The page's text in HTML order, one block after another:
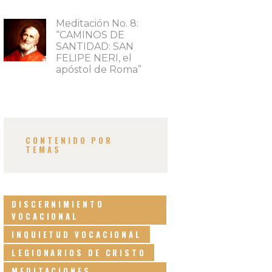
Meditación No. 8:
“CAMINOS DE
SANTIDAD: SAN
FELIPE NERI, el
apóstol de Roma”
CONTENIDO POR
TEMAS
DISCERNIMIENTO
VOCACIONAL
INQUIETUD VOCACIONAL
LEGIONARIOS DE CRISTO